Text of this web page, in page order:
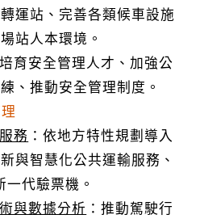
運站、完善各類候車設施
站人本環境。
培育安全管理人才、加強公
、推動安全管理制度。
務 ：依地方特性規劃導入
與智慧化公共運輸服務、
一代驗票機。
與數據分析 ：推動駕駛行